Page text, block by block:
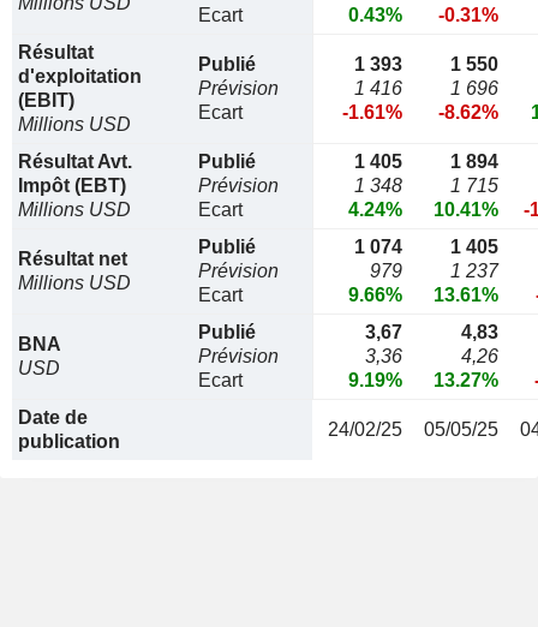
Ecart
0.43%
-0.31%
Résultat
d'exploitation
(EBIT)
Millions USD
Publié
Prévision
Ecart
1 393
1 416
-1.61%
1 550
1 696
-8.62%
Résultat Avt.
Impôt (EBT)
Millions USD
Publié
Prévision
Ecart
1 405
1 348
4.24%
1 894
1 715
10.41%
-
Résultat net
Millions USD
Publié
Prévision
Ecart
1 074
979
9.66%
1 405
1 237
13.61%
BNA
USD
Publié
Prévision
Ecart
3,67
3,36
9.19%
4,83
4,26
13.27%
Date de
publication
24/02/25 05/05/25